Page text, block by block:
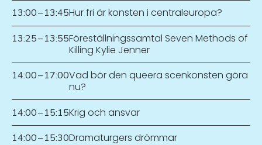
13:00–13:45Hur fri är konsten i centraleuropa?
13:25–13:55Föreställningssamtal Seven Methods of
Killing Kylie Jenner
14:00–17:00Vad bör den queera scenkonsten göra
nu?
14:00–15:15Krig och ansvar
14:00–15:30Dramaturgers drömmar